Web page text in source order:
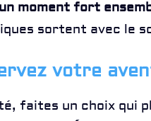
moment fort
sortent avec le
votre
faites un choix qui